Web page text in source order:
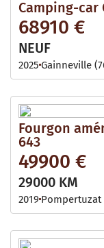
Camping-car
68910 €
NEUF
2025 Gainneville
Fourgon
643
49900 €
29000 KM
2019 Pompertuzat